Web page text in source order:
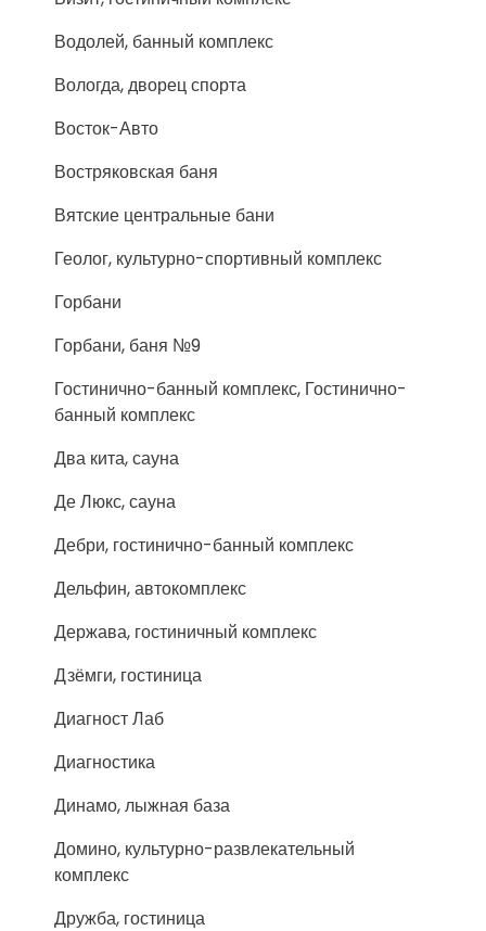
Водолей, банный комплекс
Вологда, дворец спорта
Восток-Авто
Востряковская баня
Вятские центральные бани
Геолог, культурно-спортивный комплекс
Горбани
Горбани, баня №9
Гостинично-банный комплекс, Гостинично-
банный комплекс
Два кита, сауна
Де Люкс, сауна
Дебри, гостинично-банный комплекс
Дельфин, автокомплекс
Держава, гостиничный комплекс
Дзёмги, гостиница
Диагност Лаб
Диагностика
Динамо, лыжная база
Домино, культурно-развлекательный
комплекс
Дружба, гостиница